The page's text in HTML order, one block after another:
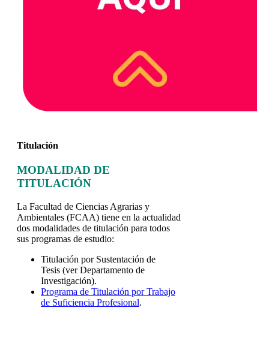
Titulación
MODALIDAD DE
TITULACIÓN
La Facultad de Ciencias Agrarias y
Ambientales (FCAA) tiene en la actualidad
dos modalidades de titulación para todos
sus programas de estudio:
Titulación por Sustentación de
Tesis (ver Departamento de
Investigación).
Programa de Titulación por Trabajo
de Suficiencia Profesional.